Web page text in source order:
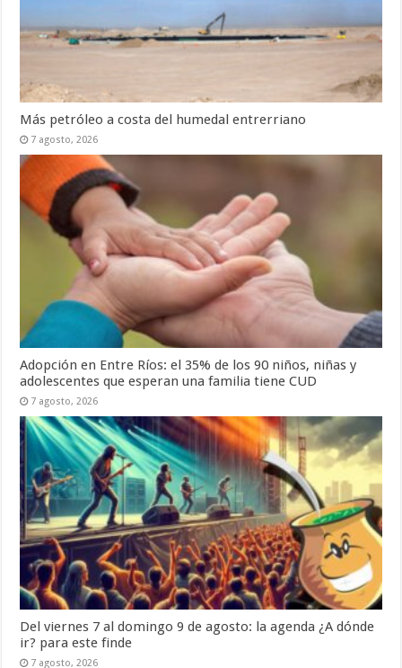
Más petróleo a costa del humedal entrerriano
7 agosto, 2026
Adopción en Entre Ríos: el 35% de los 90 niños, niñas y
adolescentes que esperan una familia tiene CUD
7 agosto, 2026
Del viernes 7 al domingo 9 de agosto: la agenda ¿A dónde
ir? para este finde
7 agosto, 2026